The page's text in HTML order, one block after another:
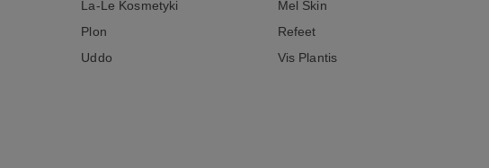
La-Le Kosmetyki
Mel Skin
Plon
Refeet
Uddo Vis Plantis